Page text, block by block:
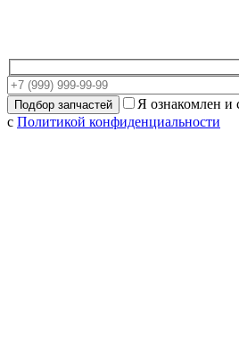
Я ознакомлен и
с Политикой конфиденциальности